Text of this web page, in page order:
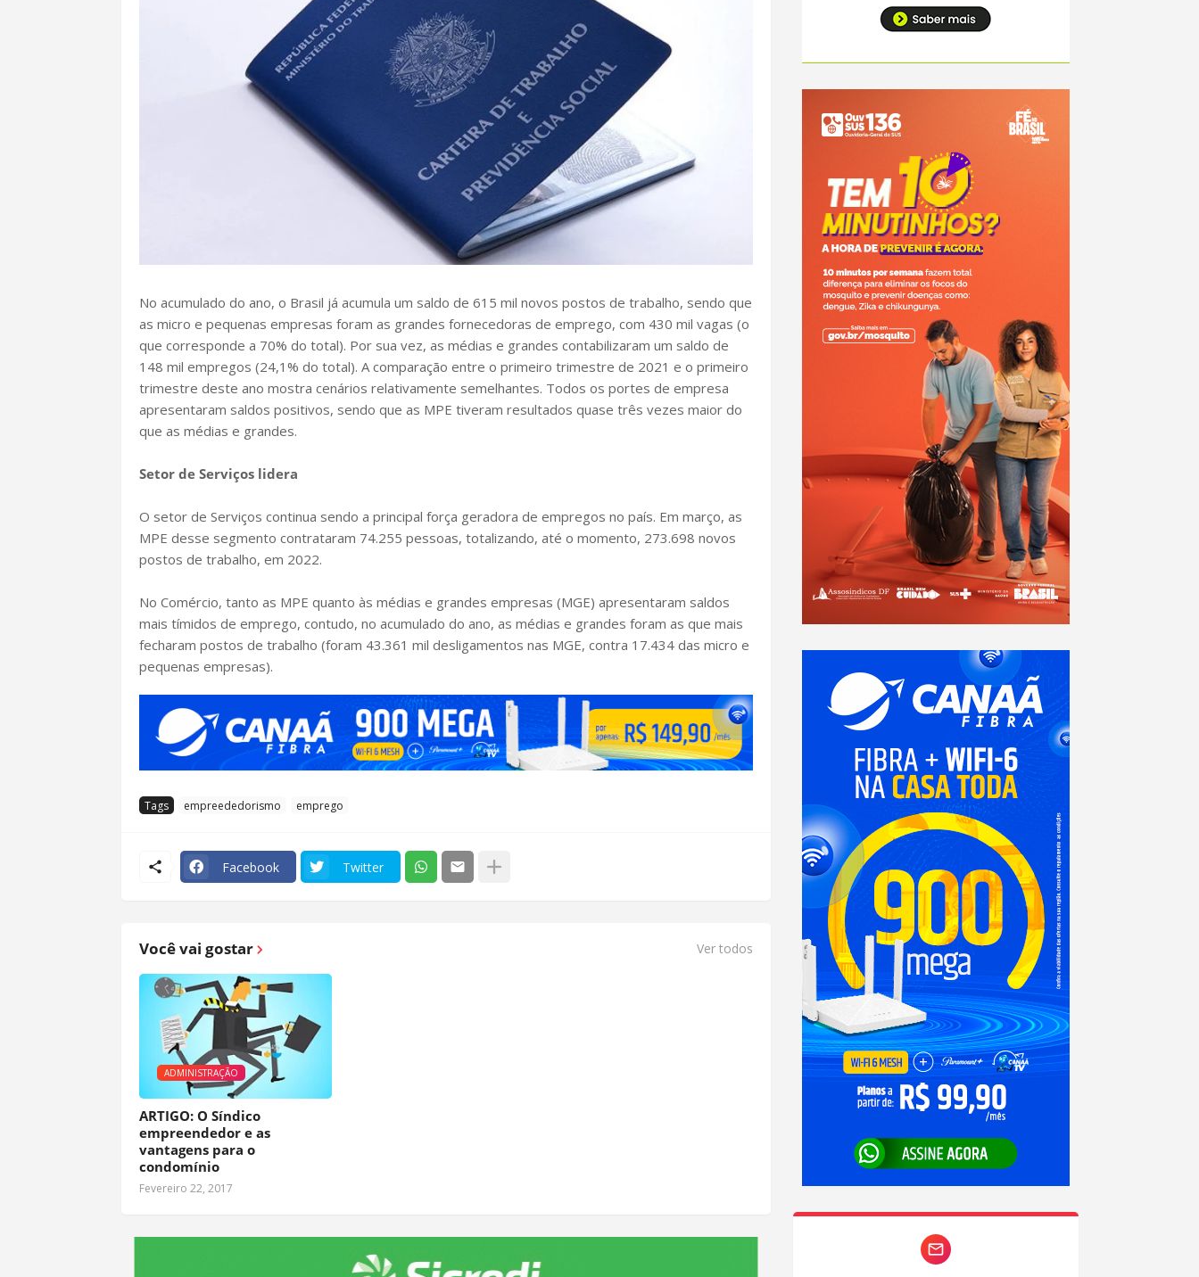
No acumulado do ano, o Brasil já acumula um saldo de 615 mil novos postos de trabalho, sendo que
as micro e pequenas empresas foram as grandes fornecedoras de emprego, com 430 mil vagas (o
que corresponde a 70% do total). Por sua vez, as médias e grandes contabilizaram um saldo de
148 mil empregos (24,1% do total). A comparação entre o primeiro trimestre de 2021 e o primeiro
trimestre deste ano mostra cenários relativamente semelhantes. Todos os portes de empresa
apresentaram saldos positivos, sendo que as MPE tiveram resultados quase três vezes maior do
que as médias e grandes.
Setor de Serviços lidera
O setor de Serviços continua sendo a principal força geradora de empregos no país. Em março, as
MPE desse segmento contrataram 74.255 pessoas, totalizando, até o momento, 273.698 novos
postos de trabalho, em 2022.
No Comércio, tanto as MPE quanto às médias e grandes empresas (MGE) apresentaram saldos
mais tímidos de emprego, contudo, no acumulado do ano, as médias e grandes foram as que mais
fecharam postos de trabalho (foram 43.361 mil desligamentos nas MGE, contra 17.434 das micro e
pequenas empresas).
Tags empreededorismo emprego
Facebook Twitter
Você vai gostar Ver todos
ADMINISTRAÇÃO
ARTIGO: O Síndico
empreendedor e as
vantagens para o
condomínio
Fevereiro 22, 2017